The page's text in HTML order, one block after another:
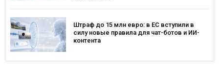
Штраф до 15 млн евро: в ЕС вступили в
силу новые правила для чат-ботов и ИИ-
контента